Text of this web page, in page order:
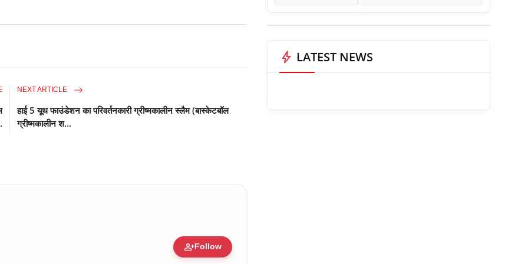
NEXT ARTICLE
हाई 5 यूथ फाउंडेशन का परिवर्तनकारी ग्रीष्मकालीन स्लैम (बास्केटबॉल
ग्रीष्मकालीन श...
person_addFollow
bolt LATEST NEWS